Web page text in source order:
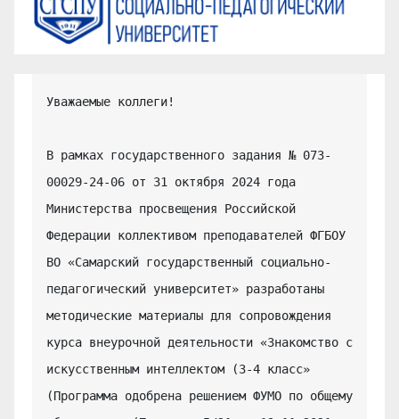
Уважаемые коллеги!
В рамках государственного задания № 073-
00029-24-06 от 31 октября 2024 года
Министерства просвещения Российской
Федерации коллективом преподавателей ФГБОУ
ВО «Самарский государственный социально-
педагогический университет» разработаны
методические материалы для сопровождения
курса внеурочной деятельности «Знакомство с
искусственным интеллектом (3-4 класс»
(Программа одобрена решением ФУМО по общему